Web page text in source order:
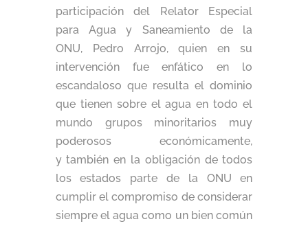
participación del Relator Especial
para Agua y Saneamiento de la
ONU, Pedro Arrojo, quien en su
intervención fue enfático en lo
escandaloso que resulta el dominio
que tienen sobre el agua en todo el
mundo grupos minoritarios muy
poderosos económicamente,
y también en la obligación de todos
los estados parte de la ONU en
cumplir el compromiso de considerar
siempre el agua como un bien común